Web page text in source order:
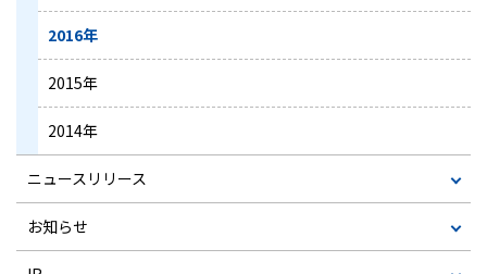
2016年
2015年
2014年
ニュースリリース
お知らせ